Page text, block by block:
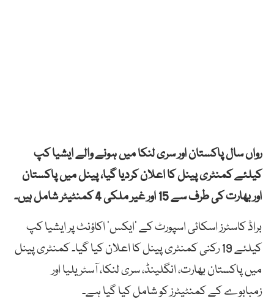
رواں سال پاکستان اور سری لنکا میں ہونے والے ایشیا کپ
کیلئے کمنٹری پینل کا اعلان کردیا گیا، پینل میں پاکستان
اور بھارت کی طرف سے 15 اور غیر ملکی 4 کمنٹیٹر شامل ہیں۔
براڈ کاسٹرز اسکائی اسپورٹ کے ‘ایکس’ اکاؤنٹ پر ایشیا کپ
کیلئے 19 رکنی کمنٹری پینل کا اعلان کیا گیا۔ کمنٹری پینل
میں پاکستان بھارت، انگلینڈ، سری لنکا، آسٹریلیا اور
زمبابوے کے کمنٹیٹرز کو شامل کیا گیا ہے۔